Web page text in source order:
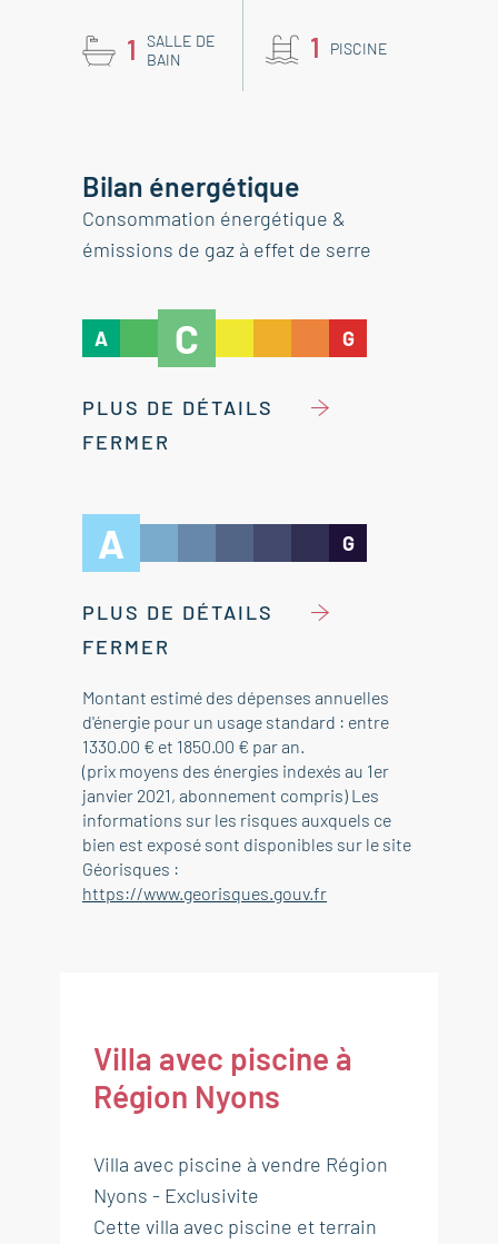
1
SALLE DE
BAIN
1 PISCINE
Bilan énergétique
Consommation énergétique &
émissions de gaz à effet de serre
A C G
PLUS DE DÉTAILS
FERMER
A G
PLUS DE DÉTAILS
FERMER
Montant estimé des dépenses annuelles
d'énergie pour un usage standard : entre
1330.00 € et 1850.00 € par an.
(prix moyens des énergies indexés au 1er
janvier 2021, abonnement compris) Les
informations sur les risques auxquels ce
bien est exposé sont disponibles sur le site
Géorisques :
https://www.georisques.gouv.fr
Villa avec piscine à
Région Nyons
Villa avec piscine à vendre Région
Nyons - Exclusivite
Cette villa avec piscine et terrain